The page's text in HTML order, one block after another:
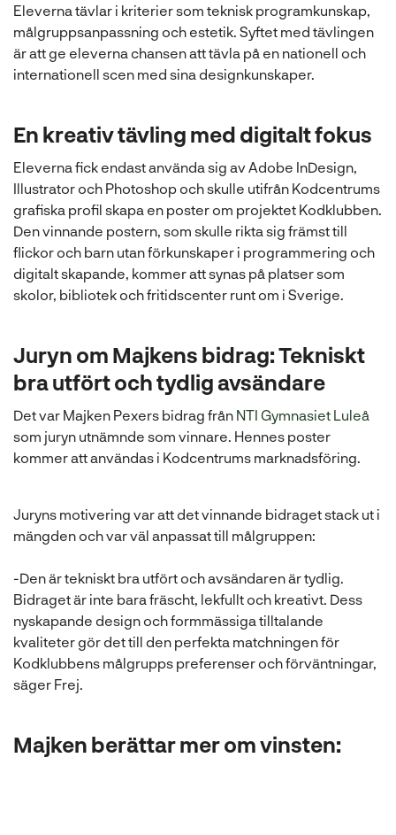
Eleverna tävlar i kriterier som teknisk programkunskap,
målgruppsanpassning och estetik. Syftet med tävlingen
är att ge eleverna chansen att tävla på en nationell och
internationell scen med sina designkunskaper.
En kreativ tävling med digitalt fokus
Eleverna fick endast använda sig av Adobe InDesign,
Illustrator och Photoshop och skulle utifrån Kodcentrums
grafiska profil skapa en poster om projektet Kodklubben.
Den vinnande postern, som skulle rikta sig främst till
flickor och barn utan förkunskaper i programmering och
digitalt skapande, kommer att synas på platser som
skolor, bibliotek och fritidscenter runt om i Sverige.
Juryn om Majkens bidrag: Tekniskt
bra utfört och tydlig avsändare
Det var Majken Pexers bidrag från NTI Gymnasiet Luleå
som juryn utnämnde som vinnare. Hennes poster
kommer att användas i Kodcentrums marknadsföring.
Juryns motivering var att det vinnande bidraget stack ut i
mängden och var väl anpassat till målgruppen:
-Den är tekniskt bra utfört och avsändaren är tydlig.
Bidraget är inte bara fräscht, lekfullt och kreativt. Dess
nyskapande design och formmässiga tilltalande
kvaliteter gör det till den perfekta matchningen för
Kodklubbens målgrupps preferenser och förväntningar,
säger Frej.
Majken berättar mer om vinsten: